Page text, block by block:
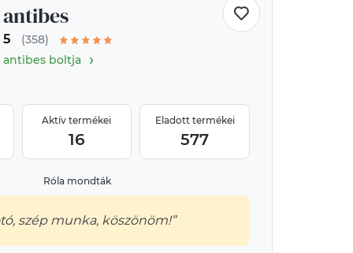
antibes
5
(358)
antibes boltja
›
Aktív termékei
16
Eladott termékei
577
Róla mondták
szép munka, köszönöm!”